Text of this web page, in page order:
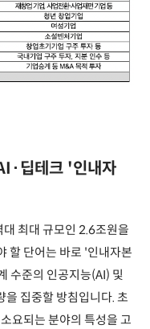
딥테크 '인내자
최대 규모인 2.6조원을
할 단어는 바로 '인내자본
수준의 인공지능(AI) 및
을 집중할 방침입니다. 초
요되는 분야의 특성을 고